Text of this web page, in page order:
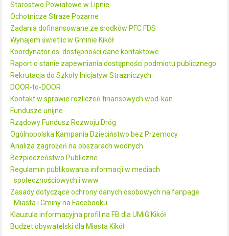
Starostwo Powiatowe w Lipnie
Ochotnicze Straże Pożarne
Zadania dofinansowane ze środków PFC FDS
Wynajem świetlic w Gminie Kikół
Koordynator ds. dostępności dane kontaktowe
Raport o stanie zapewniania dostępności podmiotu publicznego
Rekrutacja do Szkoły Inicjatyw Strażniczych
DOOR-to-DOOR
Kontakt w sprawie rozliczeń finansowych wod-kan
Fundusze unijne
Rządowy Fundusz Rozwoju Dróg
Ogólnopolska Kampania Dzieciństwo bez Przemocy
Analiza zagrożeń na obszarach wodnych
Bezpieczeństwo Publiczne
Regulamin publikowania informacji w mediach
społecznościowych i www
Zasady dotyczące ochrony danych osobowych na fanpage
Miasta i Gminy na Facebooku
Klauzula informacyjna profil na FB dla UMiG Kikół
Budżet obywatelski dla Miasta Kikół